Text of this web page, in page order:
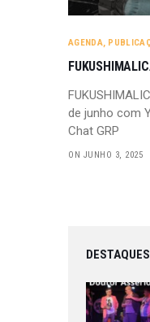
AGENDA,
de junho com
Chat GRP
ON JUNHO 3, 2025
DESTAQUES